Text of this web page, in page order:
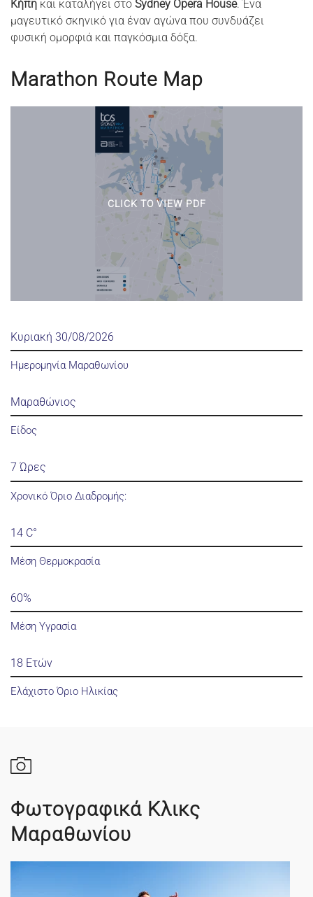
Κήπη και καταλήγει στο Sydney Opera House. Ένα
μαγευτικό σκηνικό για έναν αγώνα που συνδυάζει
φυσική ομορφιά και παγκόσμια δόξα.
Marathon Route Map
CLICK TO VIEW PDF
Κυριακή 30/08/2026
Ημερομηνία Μαραθωνίου
Μαραθώνιος
Είδος
7 Ώρες
Χρονικό Όριο Διαδρομής:
14 C°
Μέση Θερμοκρασία
60%
Μέση Υγρασία
18 Ετών
Ελάχιστο Όριο Ηλικίας
Φωτογραφικά Κλικς
Μαραθωνίου